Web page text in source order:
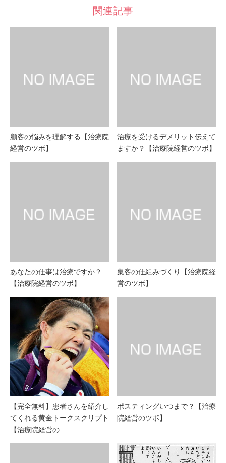
関連記事
顧客の悩みを理解する【治療院
経営のツボ】
治療を受けるデメリット伝えて
ますか？【治療院経営のツボ】
あなたの仕事は治療ですか？
【治療院経営のツボ】
集客の仕組みづくり【治療院経
営のツボ】
【完全無料】患者さんを紹介し
てくれる黄金トークスクリプト
【治療院経営の…
ポスティングいつまで？【治療
院経営のツボ】